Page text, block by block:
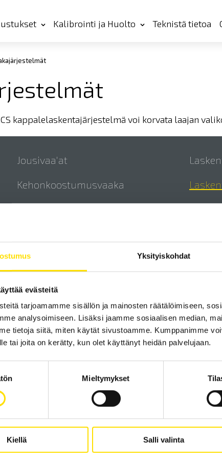
Yksityiskohdat
evästeitä
tarjoamamme sisällön ja mainosten räätälöimiseen,
analysoimiseen. Lisäksi jaamme sosiaalisen median,
tietoja siitä, miten käytät sivustoamme. Kumppanimme
tai joita on kerätty, kun olet käyttänyt heidän palvelujaan.
Mieltymykset
Kiellä Salli valinta
Kalibrointi ja Huolto Teknistä tietoa
kappalelaskentajärjestelmä voi korvata laajan
Jousivaa'at
Kehonkoostumusvaaka